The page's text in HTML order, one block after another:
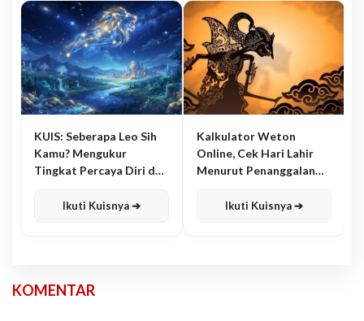
KUIS: Seberapa Leo Sih
Kamu? Mengukur
Tingkat Percaya Diri dan
Ikuti Kuisnya ➔
Kalkulator Weton
Online, Cek Hari Lahir
Menurut Penanggalan
Ikuti Kuisnya ➔
KOMENTAR